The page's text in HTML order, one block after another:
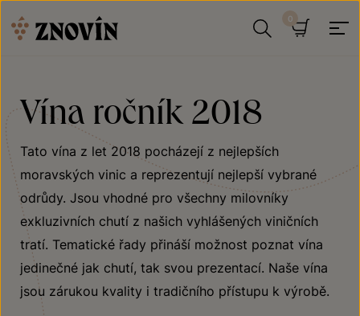
Vína ročník 2018
Tato vína z let 2018 pocházejí z nejlepších
moravských vinic a reprezentují nejlepší vybrané
odrůdy. Jsou vhodné pro všechny milovníky
exkluzivních chutí z našich vyhlášených viničních
tratí. Tematické řady přináší možnost poznat vína
jedinečné jak chutí, tak svou prezentací. Naše vína
jsou zárukou kvality i tradičního přístupu k výrobě.